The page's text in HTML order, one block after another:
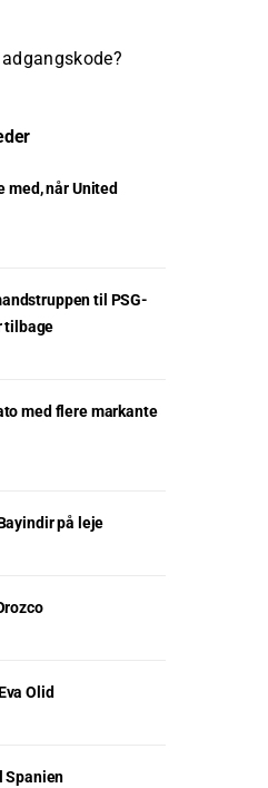
med, når United
til PSG-
tilbage
med flere markante
på leje
Olid
Spanien